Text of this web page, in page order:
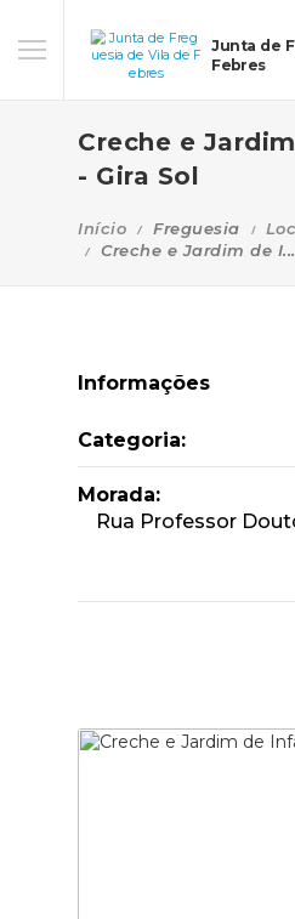
Junta de
Febres
Creche e
- Gira Sol
Início Freguesia
Creche e Jardim de I...
Informações
Categoria:
Morada:
Rua Professor